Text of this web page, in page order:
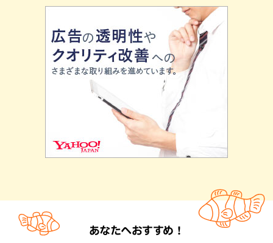
あなたへおすすめ！